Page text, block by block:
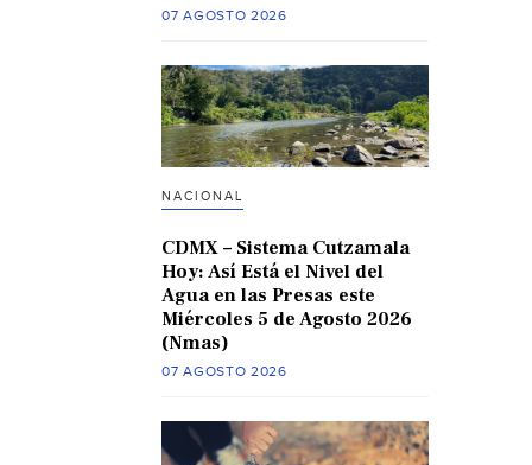
07 AGOSTO 2026
NACIONAL
CDMX – Sistema Cutzamala
Hoy: Así Está el Nivel del
Agua en las Presas este
Miércoles 5 de Agosto 2026
(Nmas)
07 AGOSTO 2026